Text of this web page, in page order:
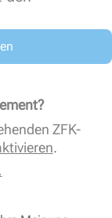
ZFK-
.